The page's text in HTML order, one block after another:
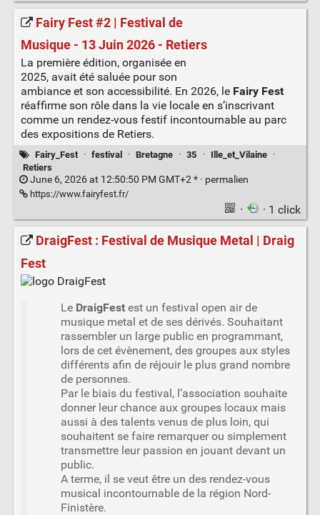
Fairy Fest #2 | Festival de
Musique - 13 Juin 2026 - Retiers
La première édition, organisée en
2025, avait été saluée pour son
ambiance et son accessibilité. En 2026, le Fairy Fest
réaffirme son rôle dans la vie locale en s’inscrivant
comme un rendez-vous festif incontournable au parc
des expositions de Retiers.
Fairy_Fest · festival · Bretagne · 35 · Ille_et_Vilaine
·
Retiers
June 6, 2026 at 12:50:50 PM GMT+2 * · permalien
https://www.fairyfest.fr/
· · 1 click
DraigFest : Festival de Musique Metal | Draig
Fest
Le DraigFestest un festival open air de
musique metal et de ses dérivés. Souhaitant
rassembler un large public en programmant,
lors de cet évènement, des groupes aux styles
différents afin de réjouir le plus grand nombre
de personnes.
Par le biais du festival, l’association souhaite
donner leur chance aux groupes locaux mais
aussi à des talents venus de plus loin, qui
souhaitent se faire remarquer ou simplement
transmettre leur passion en jouant devant un
public.
A terme, il se veut être un des rendez-vous
musical incontournable de la région Nord-
Finistère.